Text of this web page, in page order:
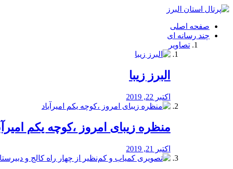
فصد
شرق
تهران
خشکشویی
صفحه اصلی
چند رسانه ای
تصاویر
البرز زیبا
اکتبر 22, 2019
منظره‌‌ زیبای امروز ،کوچه یکم
اکتبر 21, 2019